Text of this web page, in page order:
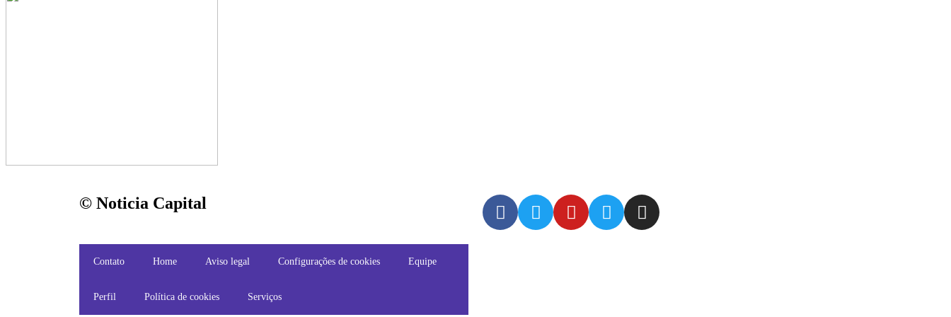
© Noticia Capital
Contato Home Aviso legal Configurações de cookies Equipe
Perfil Política de cookies Serviços